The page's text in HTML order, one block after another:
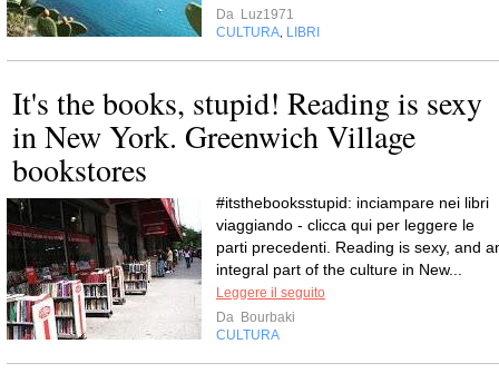
Da Luz1971
CULTURA LIBRI
It's the books, stupid! Reading is sexy
in New York. Greenwich Village
bookstores
#itsthebooksstupid: inciampare nei libri
viaggiando - clicca qui per leggere le
parti precedenti. Reading is sexy, and
integral part of the culture in New...
Leggere il seguito
Da Bourbaki
CULTURA